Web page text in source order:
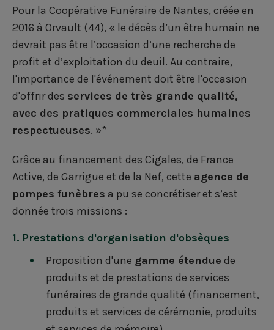
Pour la Coopérative Funéraire de Nantes, créée en
2016 à Orvault (44), « le décès d’un être humain ne
devrait pas être l’occasion d’une recherche de
profit et d’exploitation du deuil. Au contraire,
l'importance de l'événement doit être l'occasion
d'offrir des services de très grande qualité,
avec des pratiques commerciales humaines
respectueuses. »*
Grâce au financement des Cigales, de France
Active, de Garrigue et de la Nef, cette agence de
pompes funèbres a pu se concrétiser et s’est
donnée trois missions :
1. Prestations d'organisation d'obsèques
Proposition d'une gamme étendue de
produits et de prestations de services
funéraires de grande qualité (financement,
produits et services de cérémonie, produits